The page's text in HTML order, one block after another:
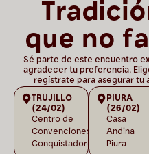
que no
Sé parte de este encuentro
agradecer tu preferencia.
regístrate para asegurar tu
TRUJILLO
(24/02)
Centro de
Convenciones
Conquistadores.
PIURA
(26/02)
Casa
Andina
Piura